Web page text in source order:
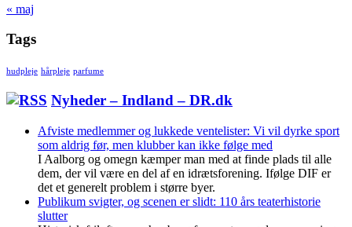
« maj
Tags
hudpleje hårpleje parfume
Nyheder – Indland – DR.dk
Afviste medlemmer og lukkede ventelister: Vi vil dyrke sport
som aldrig før, men klubber kan ikke følge med
I Aalborg og omegn kæmper man med at finde plads til alle
dem, der vil være en del af en idrætsforening. Ifølge DIF er
det et generelt problem i større byer.
Publikum svigter, og scenen er slidt: 110 års teaterhistorie
slutter